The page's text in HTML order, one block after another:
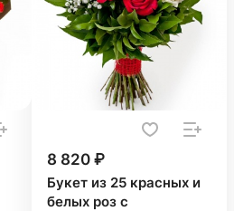
8 820 ₽
Букет из 25 красных и
белых роз с